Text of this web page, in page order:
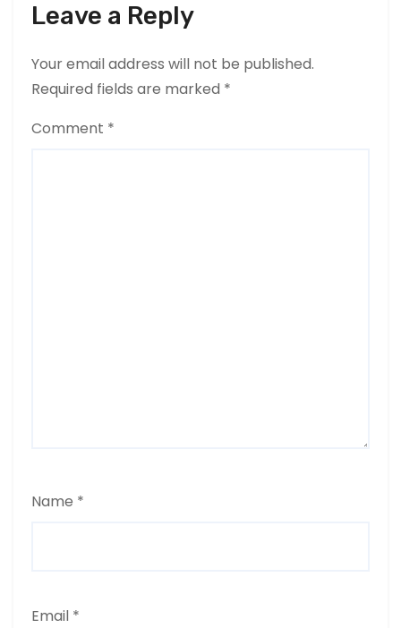
Leave a Reply
Your email address will not be published.
Required fields are marked *
Comment *
Name *
Email *